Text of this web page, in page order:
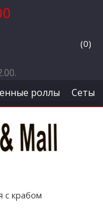
(0)
роллы Сеты
с крабом